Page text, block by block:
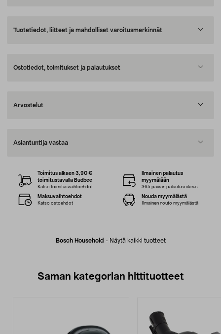
Tuotetiedot, liitteet ja mahdolliset varoitusmerkinnät
Ostotiedot, toimitukset ja palautukset
Arvostelut
Asiantuntija vastaa
Bosch Household - Näytä kaikki tuotteet
Toimitus alkaen 3,90 €
toimitustavalla Budbee
Katso toimitusvaihtoehdot
Ilmainen palautus
myymälään
365 päivän palautusoikeus
Maksuvaihtoehdot
Katso ostoehdot
Nouda myymälästä
Ilmainen nouto myymälästä
Saman kategorian hittituotteet